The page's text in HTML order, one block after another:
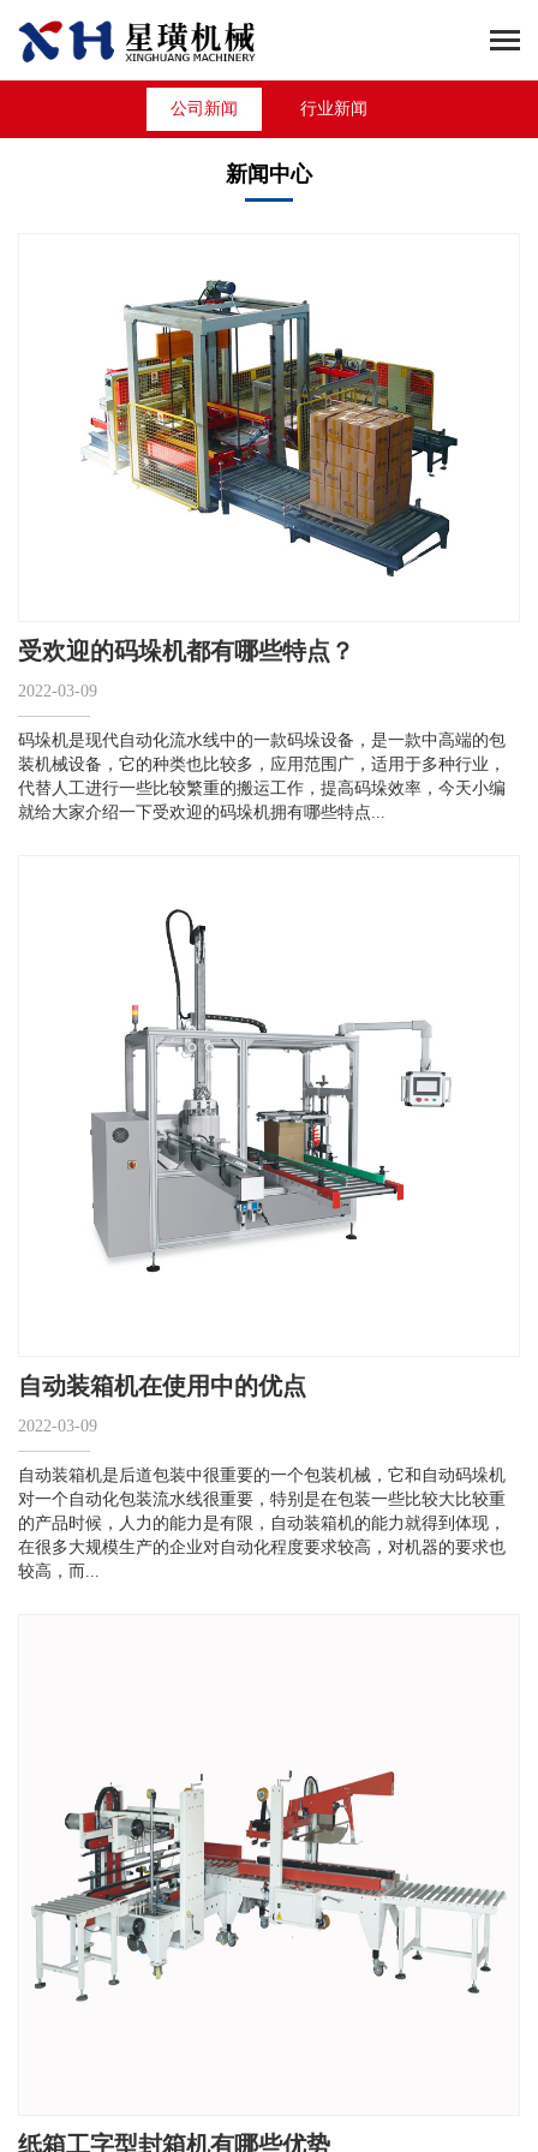
公司新闻 行业新闻
新闻中心
受欢迎的码垛机都有哪些特点？
2022-03-09
码垛机是现代自动化流水线中的一款码垛设备，是一款中高端的包
装机械设备，它的种类也比较多，应用范围广，适用于多种行业，
代替人工进行一些比较繁重的搬运工作，提高码垛效率，今天小编
就给大家介绍一下受欢迎的码垛机拥有哪些特点...
自动装箱机在使用中的优点
2022-03-09
自动装箱机是后道包装中很重要的一个包装机械，它和自动码垛机
对一个自动化包装流水线很重要，特别是在包装一些比较大比较重
的产品时候，人力的能力是有限，自动装箱机的能力就得到体现，
在很多大规模生产的企业对自动化程度要求较高，对机器的要求也
较高，而...
纸箱工字型封箱机有哪些优势